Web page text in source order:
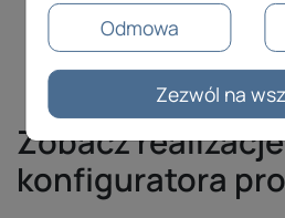
Zobacz realizacje
konfiguratora
Odmowa
Zezwól na